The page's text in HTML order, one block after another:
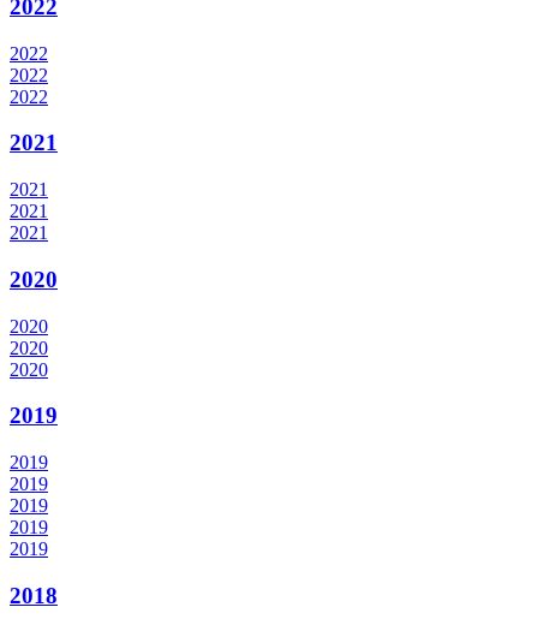
2022
2022
2022
2022
2021
2021
2021
2021
2020
2020
2020
2020
2019
2019
2019
2019
2019
2019
2018